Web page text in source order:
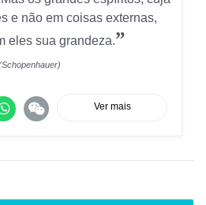
e não em coisas externas,
eles sua grandeza.”
Ver mais